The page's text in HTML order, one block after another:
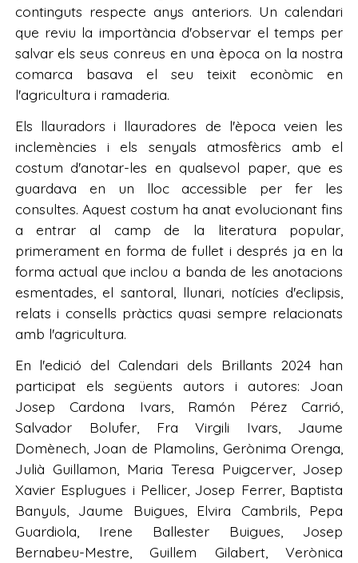
continguts respecte anys anteriors. Un calendari
que reviu la importància d'observar el temps per
salvar els seus conreus en una època on la nostra
comarca basava el seu teixit econòmic en
l'agricultura i ramaderia.
Els llauradors i llauradores de l'època veien les
inclemències i els senyals atmosfèrics amb el
costum d'anotar-les en qualsevol paper, que es
guardava en un lloc accessible per fer les
consultes. Aquest costum ha anat evolucionant fins
a entrar al camp de la literatura popular,
primerament en forma de fullet i després ja en la
forma actual que inclou a banda de les anotacions
esmentades, el santoral, llunari, notícies d'eclipsis,
relats i consells pràctics quasi sempre relacionats
amb l'agricultura.
En l'edició del Calendari dels Brillants 2024 han
participat els següents autors i autores: Joan
Josep Cardona Ivars, Ramón Pérez Carrió,
Salvador Bolufer, Fra Virgili Ivars, Jaume
Domènech, Joan de Plamolins, Gerònima Orenga,
Julià Guillamon, Maria Teresa Puigcerver, Josep
Xavier Esplugues i Pellicer, Josep Ferrer, Baptista
Banyuls, Jaume Buigues, Elvira Cambrils, Pepa
Guardiola, Irene Ballester Buigues, Josep
Bernabeu-Mestre, Guillem Gilabert, Verònica